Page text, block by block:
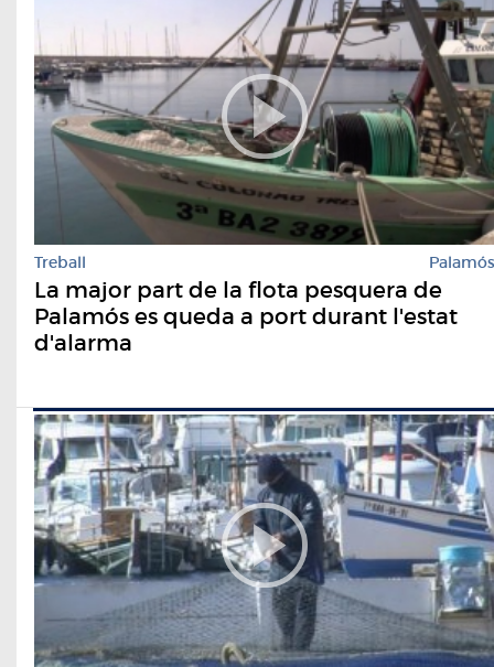
Treball Palamós
La major part de la flota pesquera de
Palamós es queda a port durant l'estat
d'alarma